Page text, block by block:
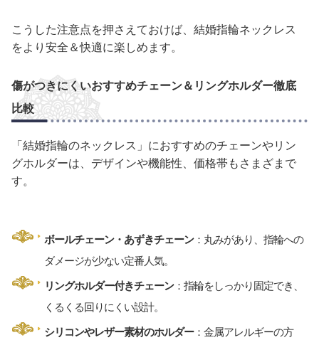
こうした注意点を押さえておけば、結婚指輪ネックレス
をより安全＆快適に楽しめます。
傷がつきにくいおすすめチェーン＆リングホルダー徹底
比較
「結婚指輪のネックレス」におすすめのチェーンやリン
グホルダーは、デザインや機能性、価格帯もさまざまで
す。
ボールチェーン・あずきチェーン：丸みがあり、指輪への
ダメージが少ない定番人気。
リングホルダー付きチェーン：指輪をしっかり固定でき、
くるくる回りにくい設計。
シリコンやレザー素材のホルダー：金属アレルギーの方